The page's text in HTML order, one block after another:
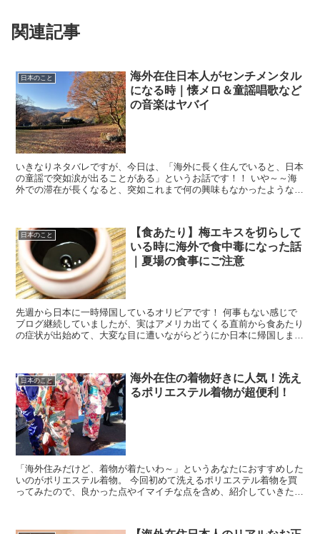
関連記事
日本のこと
海外在住日本人がセンチメンタル
になる時｜懐メロ＆童謡唱歌など
の音楽はヤバイ
いきなりネタバレですが、今日は、「海外に長く住んでいると、日本
の童謡で突如涙が出ることがある」というお話です！！ いや～～海
外での滞在が長くなると、突如これまで何の興味もなかったような日
日本のこと
【食あたり】梅エキスを切らして
いる時に海外で食中毒になった話
｜夏場の食事にご注意
先週から日本に一時帰国しているオリビアです！ 何事もない感じで
ブログ継続していましたが、実はアメリカ出てくる直前から食あたり
の症状が出始めて、大変な目に遭いながらどうにか日本に帰国しまし
日本のこと
海外在住の着物好きに人気！洗え
るポリエステル着物が超便利！
「海外住みだけど、着物が着たいわ～」というあなたにおすすめした
いのがポリエステル着物。 今回初めて洗えるポリエステル着物を買
ってみたので、良かった点やイマイチな点を含め、紹介していきたい